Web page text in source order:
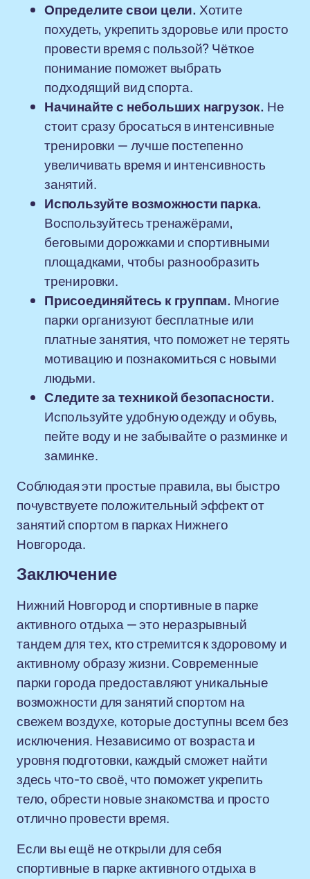
Определите свои цели. Хотите
похудеть, укрепить здоровье или просто
провести время с пользой? Чёткое
понимание поможет выбрать
подходящий вид спорта.
Начинайте с небольших нагрузок. Не
стоит сразу бросаться в интенсивные
тренировки — лучше постепенно
увеличивать время и интенсивность
занятий.
Используйте возможности парка.
Воспользуйтесь тренажёрами,
беговыми дорожками и спортивными
площадками, чтобы разнообразить
тренировки.
Присоединяйтесь к группам. Многие
парки организуют бесплатные или
платные занятия, что поможет не терять
мотивацию и познакомиться с новыми
людьми.
Следите за техникой безопасности.
Используйте удобную одежду и обувь,
пейте воду и не забывайте о разминке и
заминке.
Соблюдая эти простые правила, вы быстро
почувствуете положительный эффект от
занятий спортом в парках Нижнего
Новгорода.
Заключение
Нижний Новгород и спортивные в парке
активного отдыха — это неразрывный
тандем для тех, кто стремится к здоровому и
активному образу жизни. Современные
парки города предоставляют уникальные
возможности для занятий спортом на
свежем воздухе, которые доступны всем без
исключения. Независимо от возраста и
уровня подготовки, каждый сможет найти
здесь что-то своё, что поможет укрепить
тело, обрести новые знакомства и просто
отлично провести время.
Если вы ещё не открыли для себя
спортивные в парке активного отдыха в